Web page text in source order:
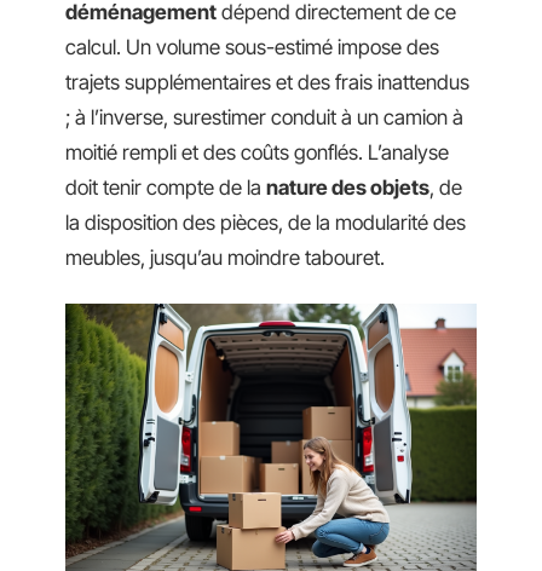
déménagement dépend directement de ce
calcul. Un volume sous-estimé impose des
trajets supplémentaires et des frais inattendus
; à l’inverse, surestimer conduit à un camion à
moitié rempli et des coûts gonflés. L’analyse
doit tenir compte de la nature des objets, de
la disposition des pièces, de la modularité des
meubles, jusqu’au moindre tabouret.